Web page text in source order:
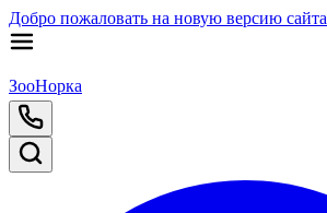
Добро пожаловать на новую версию сайта
ЗооНорка